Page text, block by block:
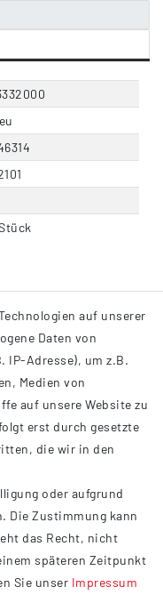
auf unserer
Daten von
IP-Adresse), um z.B.
Medien von
auf unsere Website zu
erst durch gesetzte
die wir in den
oder aufgrund
Die Zustimmung kann
das Recht, nicht
späteren Zeitpunkt
Sie unser Impressum